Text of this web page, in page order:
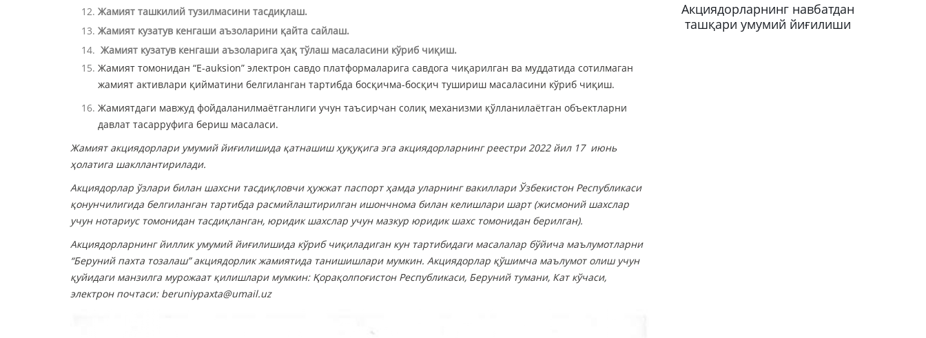
Жамият ташкилий тузилмасини тасдиқлаш.
Жамият кузатув кенгаши аъзоларини қайта сайлаш.
Жамият кузатув кенгаши аъзоларига ҳақ тўлаш масаласини кўриб чиқиш.
Жамият томонидан “E-auksion” электрон савдо платформаларига савдога чиқарилган ва муддатида сотилмаган
жамият активлари қийматини белгиланган тартибда босқичма-босқич тушириш масаласини кўриб чиқиш.
Жамиятдаги мавжуд фойдаланилмаётганлиги учун таъсирчан солиқ механизми қўлланилаётган объектларни
давлат тасарруфига бериш масаласи.
Жамият акциядорлари умумий йиғилишида қатнашиш ҳуқуқига эга акциядорларнинг реестри 2022 йил 17 июнь
ҳолатига шакллантирилади.
Акциядорлар ўзлари билан шахсни тасдиқловчи ҳужжат паспорт ҳамда уларнинг вакиллари Ўзбекистон Республикаси
қонунчилигида белгиланган тартибда расмийлаштирилган ишончнома билан келишлари шарт (жисмоний шахслар
учун нотариус томонидан тасдиқланган, юридик шахслар учун мазкур юридик шахс томонидан берилган).
Aкциядорларнинг йиллик умумий йиғилишида кўриб чиқиладиган кун тартибидаги масалалар бўйича маълумотларни
“Беруний пахта тозалаш” акциядорлик жамиятида танишишлари мумкин. Акциядорлар қўшимча маълумот олиш учун
қуйидаги манзилга мурожаат қилишлари мумкин: Қорақолпоғистон Республикаси, Беруний тумани, Кат кўчаси,
электрон почтаси: beruniypaxta@umail.uz
Акциядорларнинг навбатдан
ташқари умумий йиғилиши
Акциядорларнинг навбатдан
ташқари умумий йиғилиши